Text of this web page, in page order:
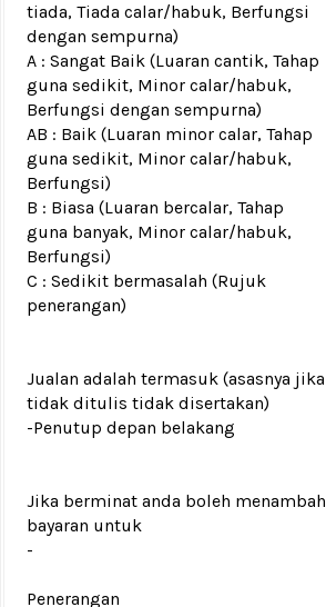
tiada, Tiada calar/habuk, Berfungsi
dengan sempurna)
A : Sangat Baik (Luaran cantik, Tahap
guna sedikit, Minor calar/habuk,
Berfungsi dengan sempurna)
AB : Baik (Luaran minor calar, Tahap
guna sedikit, Minor calar/habuk,
Berfungsi)
B : Biasa (Luaran bercalar, Tahap
guna banyak, Minor calar/habuk,
Berfungsi)
C : Sedikit bermasalah (Rujuk
penerangan)
Jualan adalah termasuk (asasnya jika
tidak ditulis tidak disertakan)
-Penutup depan belakang
Jika berminat anda boleh menambah
bayaran untuk
-
Penerangan